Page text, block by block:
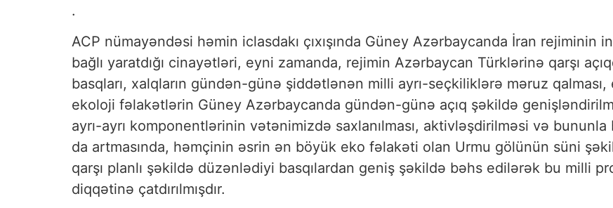
.
ACP nümayəndəsi həmin iclasdakı çıxışında Güney Azərbaycanda İran rejiminin
bağlı yaratdığı cinayətləri, eyni zamanda, rejimin Azərbaycan Türklərinə qarşı
basqları, xalqların gündən-günə şiddətlənən milli ayrı-seçkiliklərə məruz qalması,
ekoloji fəlakətlərin Güney Azərbaycanda gündən-günə açıq şəkildə
ayrı-ayrı komponentlərinin vətənimizdə saxlanılması, aktivləşdirilməsi və
da artmasında, həmçinin əsrin ən böyük eko fəlakəti olan Urmu gölünün süni
qarşı planlı şəkildə düzənlədiyi basqılardan geniş şəkildə bəhs edilərək bu milli
diqqətinə çatdırılmışdır.